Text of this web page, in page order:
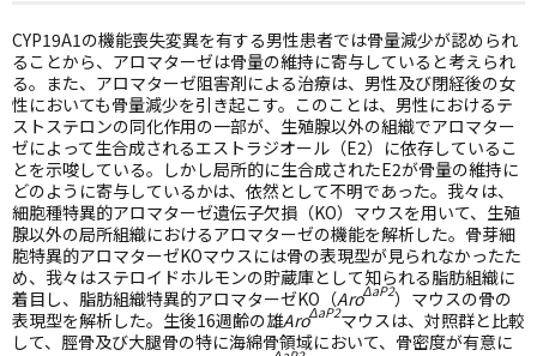
CYP19A1の機能喪失変異を有する男性患者では骨量減少が認められ
ることから、アロマターゼは骨量の維持に寄与していると考えられ
る。また、アロマターゼ阻害剤による治療は、男性及び閉経後の女
性においても骨量減少を引き起こす。このことは、男性におけるテ
ストステロンの同化作用の一部が、生殖腺以外の組織でアロマター
ゼによって生合成されるエストラジオール（E2）に依存しているこ
とを示唆している。しかし局所的に生合成されたE2が骨量の維持に
どのように寄与しているかは、依然として不明であった。我々は、
細胞種特異的アロマターゼ遺伝子欠損（KO）マウスを用いて、生殖
腺以外の局所組織におけるアロマターゼの機能を解析した。骨芽細
胞特異的アロマターゼKOマウスには骨の表現型が見られなかったた
め、我々はステロイドホルモンの貯蔵庫として知られる脂肪組織に
着目し、脂肪組織特異的アロマターゼKO（AroΔaP2）マウスの骨の
表現型を解析した。生後16週齢の雄AroΔaP2マウスは、対照群と比較
して、脛骨及び大腿骨の特に海綿骨領域において、骨密度が有意に